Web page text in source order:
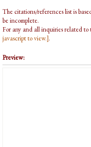
The citations/references list is
be incomplete.
For any and all inquiries related to
javascript to view.].
Preview: